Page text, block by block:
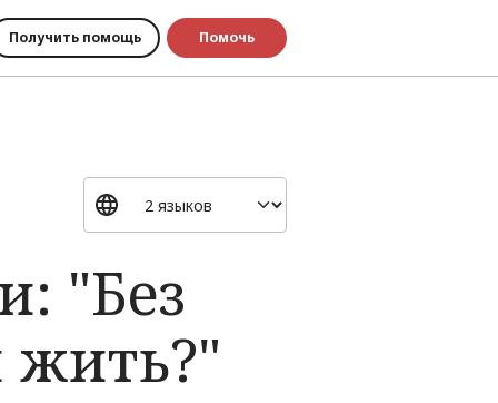
Получить помощь Помочь
"Без
жить?"